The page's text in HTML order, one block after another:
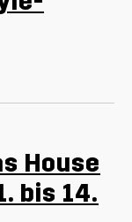
House
bis 14.